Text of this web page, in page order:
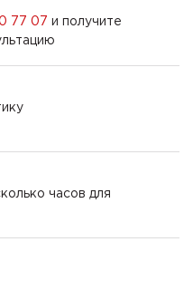
77 07 и получите
часов для